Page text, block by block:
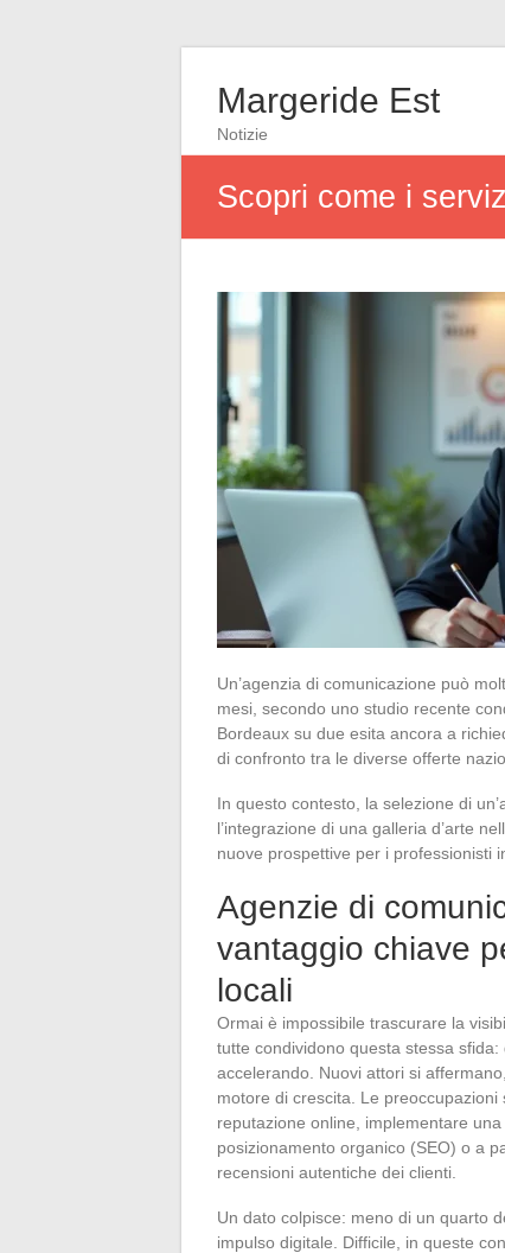
Margeride Est
Notizie
Scopri come i
Un’agenzia di comunicazione può
mesi, secondo uno studio recente
Bordeaux su due esita ancora a
di confronto tra le diverse offerte
In questo contesto, la selezione di
l’integrazione di una galleria d’arte
nuove prospettive per i professionisti
Agenzie di
vantaggio chiave
locali
Ormai è impossibile trascurare la
tutte condividono questa stessa
accelerando. Nuovi attori si
motore di crescita. Le
reputazione online, implementare
posizionamento organico (SEO) o a
recensioni autentiche dei clienti.
Un dato colpisce: meno di un quarto
impulso digitale. Difficile, in queste